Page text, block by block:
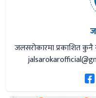
जलसरोकारमा प्रकाशित कुनै